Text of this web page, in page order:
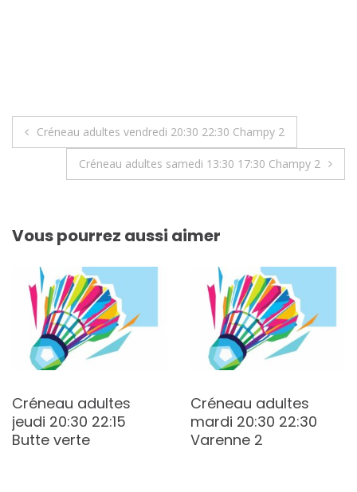
Navigation
Créneau adultes vendredi 20:30 22:30 Champy 2
Créneau adultes samedi 13:30 17:30 Champy 2
Vous pourrez aussi aimer
Créneau adultes
jeudi 20:30 22:15
Butte verte
Créneau adultes
mardi 20:30 22:30
Varenne 2